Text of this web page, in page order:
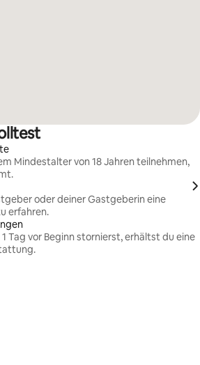
Mindestalter von 18 Jahren teilnehmen,
oder deiner Gastgeberin eine
erfahren.
Tag vor Beginn stornierst, erhältst du eine